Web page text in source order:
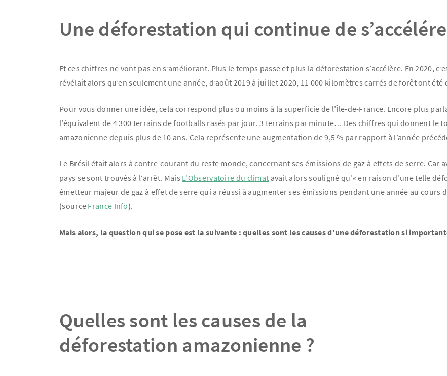
Une déforestation qui continue de
Et ces chiffres ne vont pas en s’améliorant. Plus le temps passe et plus la déforestation s’accélère. En 2020,
révélait alors qu’en seulement une année, d’août 2019 à juillet 2020, 11 000 kilomètres carrés de forêt ont été
Pour vous donner une idée, cela correspond plus ou moins à la superficie de l’Île-de-France. Encore plus
l’équivalent de 4 300 terrains de footballs rasés par jour. 3 terrains par minute… Des chiffres qui donnent le
amazonienne depuis plus de 10 ans. Cela représente une augmentation de 9,5 % par rapport à l’année
Le Brésil était alors à contre-courant du reste monde, concernant ses émissions de gaz à effets de serre. Car
pays se sont trouvés à l‘arrêt. Mais L’Observatoire du climat avait alors souligné qu’« en raison d’une telle
émetteur majeur de gaz à effet de serre qui a réussi à augmenter ses émissions pendant une année au cours
(source France Info).
Mais alors, la question qui se pose est la suivante : quelles sont les causes d’une déforestation si
Quelles sont les causes de la
déforestation amazonienne ?